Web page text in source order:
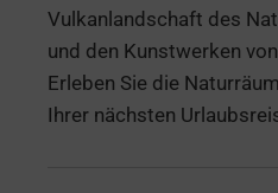
Vulkanlandschaft des
und den Kunstwerken
Erleben Sie die
Ihrer nächsten